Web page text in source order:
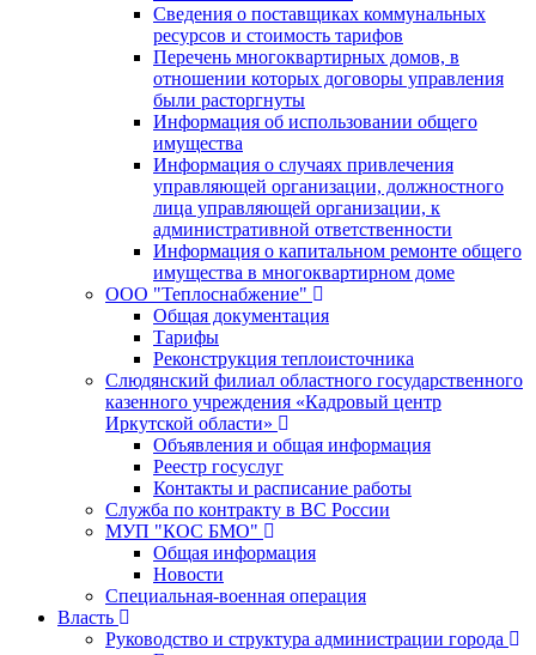
Сведения о поставщиках коммунальных
ресурсов и стоимость тарифов
Перечень многоквартирных домов, в
отношении которых договоры управления
были расторгнуты
Информация об использовании общего
имущества
Информация о случаях привлечения
управляющей организации, должностного
лица управляющей организации, к
административной ответственности
Информация о капитальном ремонте общего
имущества в многоквартирном доме
ООО "Теплоснабжение"
Общая документация
Тарифы
Реконструкция теплоисточника
Слюдянский филиал областного государственного
казенного учреждения «Кадровый центр
Иркутской области»
Объявления и общая информация
Реестр госуслуг
Контакты и расписание работы
Служба по контракту в ВС России
МУП "КОС БМО"
Общая информация
Новости
Специальная-военная операция
Власть
Руководство и структура администрации города